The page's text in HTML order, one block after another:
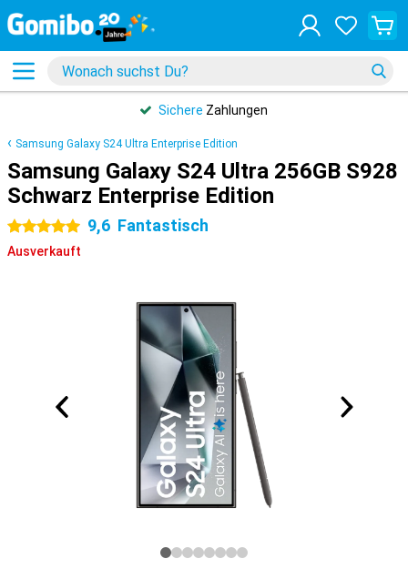
Sichere Zahlungen
Samsung Galaxy S24 Ultra Enterprise Edition
Samsung Galaxy S24 Ultra 256GB S928
Schwarz Enterprise Edition
5 Sterne 9,6 Fantastisch
Ausverkauft